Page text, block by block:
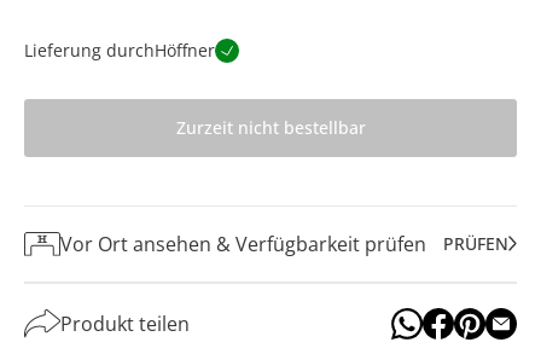
Lieferung durchHöffner
Zurzeit nicht bestellbar
Vor Ort ansehen & Verfügbarkeit prüfen PRÜFEN
Produkt teilen